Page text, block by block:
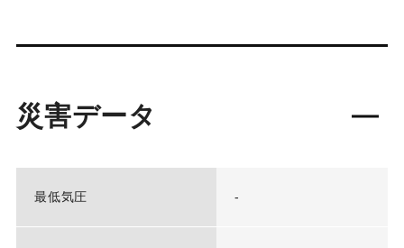
災害データ
最低気圧 -